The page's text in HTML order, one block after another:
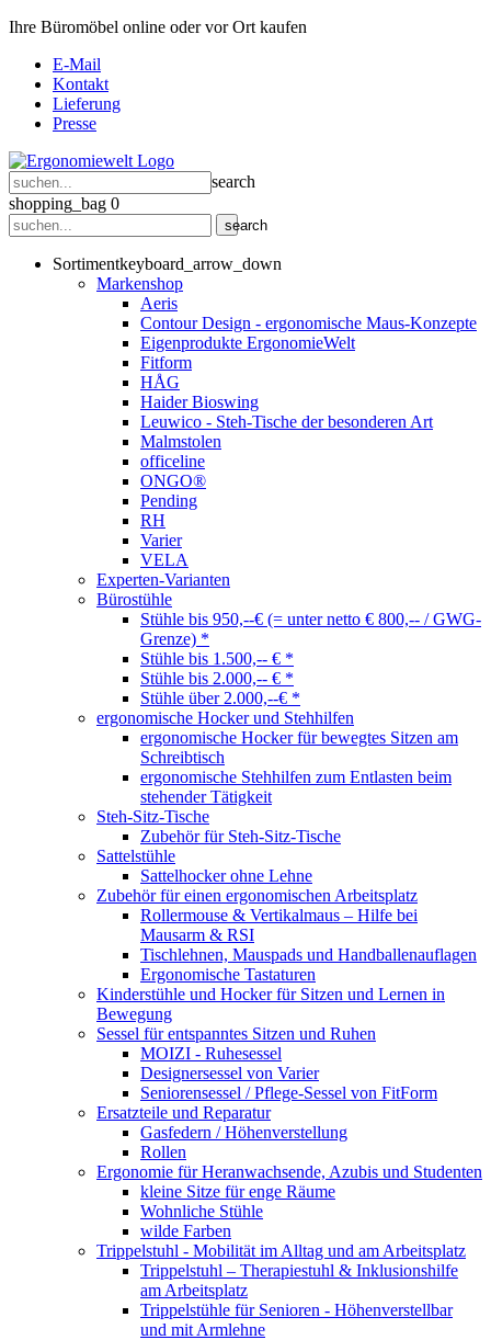
Ihre Büromöbel online oder vor Ort kaufen
E-Mail
Kontakt
Lieferung
Presse
search
shopping_bag 0
search
Sortimentkeyboard_arrow_down
Markenshop
Aeris
Contour Design - ergonomische Maus-Konzepte
Eigenprodukte ErgonomieWelt
Fitform
HÅG
Haider Bioswing
Leuwico - Steh-Tische der besonderen Art
Malmstolen
officeline
ONGO®
Pending
RH
Varier
VELA
Experten-Varianten
Bürostühle
Stühle bis 950,--€ (= unter netto € 800,-- / GWG-
Grenze) *
Stühle bis 1.500,-- € *
Stühle bis 2.000,-- € *
Stühle über 2.000,--€ *
ergonomische Hocker und Stehhilfen
ergonomische Hocker für bewegtes Sitzen am
Schreibtisch
ergonomische Stehhilfen zum Entlasten beim
stehender Tätigkeit
Steh-Sitz-Tische
Zubehör für Steh-Sitz-Tische
Sattelstühle
Sattelhocker ohne Lehne
Zubehör für einen ergonomischen Arbeitsplatz
Rollermouse & Vertikalmaus – Hilfe bei
Mausarm & RSI
Tischlehnen, Mauspads und Handballenauflagen
Ergonomische Tastaturen
Kinderstühle und Hocker für Sitzen und Lernen in
Bewegung
Sessel für entspanntes Sitzen und Ruhen
MOIZI - Ruhesessel
Designersessel von Varier
Seniorensessel / Pflege-Sessel von FitForm
Ersatzteile und Reparatur
Gasfedern / Höhenverstellung
Rollen
Ergonomie für Heranwachsende, Azubis und Studenten
kleine Sitze für enge Räume
Wohnliche Stühle
wilde Farben
Trippelstuhl - Mobilität im Alltag und am Arbeitsplatz
Trippelstuhl – Therapiestuhl & Inklusionshilfe
am Arbeitsplatz
Trippelstühle für Senioren - Höhenverstellbar
und mit Armlehne